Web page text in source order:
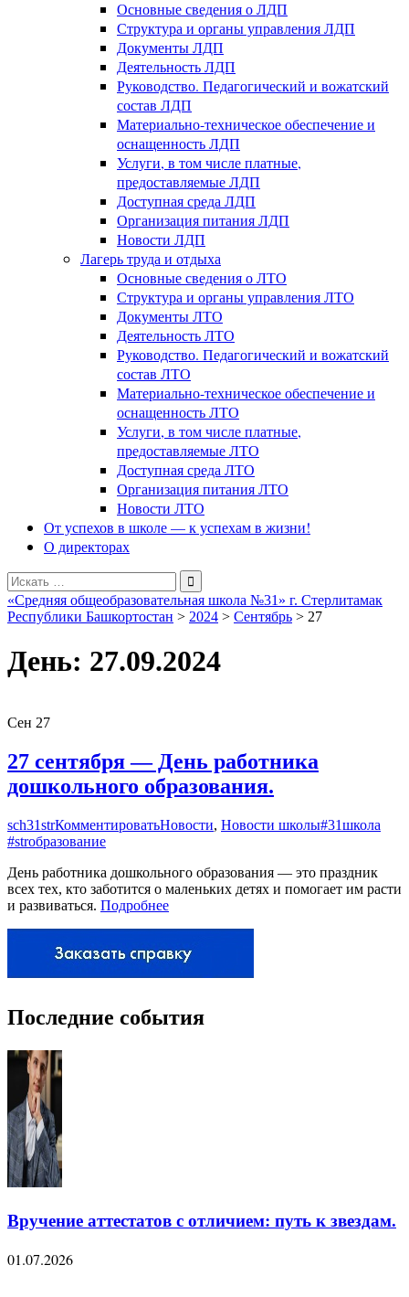
Основные сведения о ЛДП
Структура и органы управления ЛДП
Документы ЛДП
Деятельность ЛДП
Руководство. Педагогический и вожатский
состав ЛДП
Материально-техническое обеспечение и
оснащенность ЛДП
Услуги, в том числе платные,
предоставляемые ЛДП
Доступная среда ЛДП
Организация питания ЛДП
Новости ЛДП
Лагерь труда и отдыха
Основные сведения о ЛТО
Структура и органы управления ЛТО
Документы ЛТО
Деятельность ЛТО
Руководство. Педагогический и вожатский
состав ЛТО
Материально-техническое обеспечение и
оснащенность ЛТО
Услуги, в том числе платные,
предоставляемые ЛТО
Доступная среда ЛТО
Организация питания ЛТО
Новости ЛТО
От успехов в школе — к успехам в жизни!
О директорах
Поиск
для:
«Средняя общеобразовательная школа №31» г. Стерлитамак
Республики Башкортостан > 2024 > Сентябрь > 27
День: 27.09.2024
Сен 27
27 сентября — День работника
дошкольного образования.
sch31strКомментироватьНовости, Новости школы#31школа
#strобразование
День работника дошкольного образования — это праздник
всех тех, кто заботится о маленьких детях и помогает им расти
и развиваться. Подробнее
Последние события
Вручение аттестатов с отличием: путь к звездам.
01.07.2026